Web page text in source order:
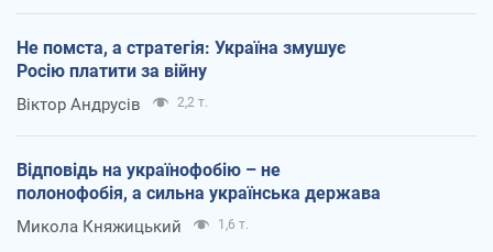
Не помста, а стратегія: Україна змушує
Росію платити за війну
Віктор Андрусів 2,2 т.
Відповідь на українофобію – не
полонофобія, а сильна українська держава
Микола Княжицький 1,6 т.